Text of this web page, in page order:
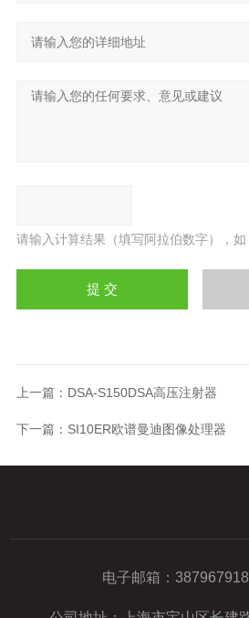
请输入计算结果（填写阿拉伯数字），
上一篇： DSA-S150DSA高压注射器
下一篇： SI10ER欧谱曼迪图像处理器
电子邮箱：